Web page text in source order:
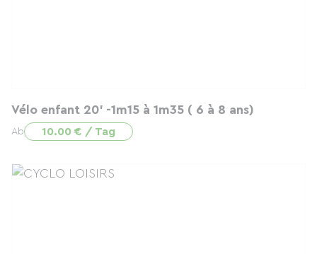
Vélo enfant 20' -1m15 à 1m35 ( 6 à 8 ans)
Ab 10.00 € / Tag